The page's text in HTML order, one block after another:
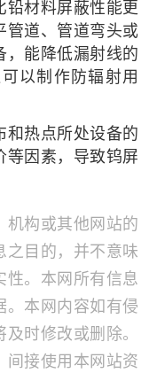
铅材料屏蔽性能更
管道、管道弯头或
，能降低漏射线的
以制作防辐射用
和热点所处设备的
等因素，导致钨屏
机构或其他网站的
之目的，并不意味
性。本网所有信息
。本网内容如有侵
时修改或删除。
间接使用本网站资